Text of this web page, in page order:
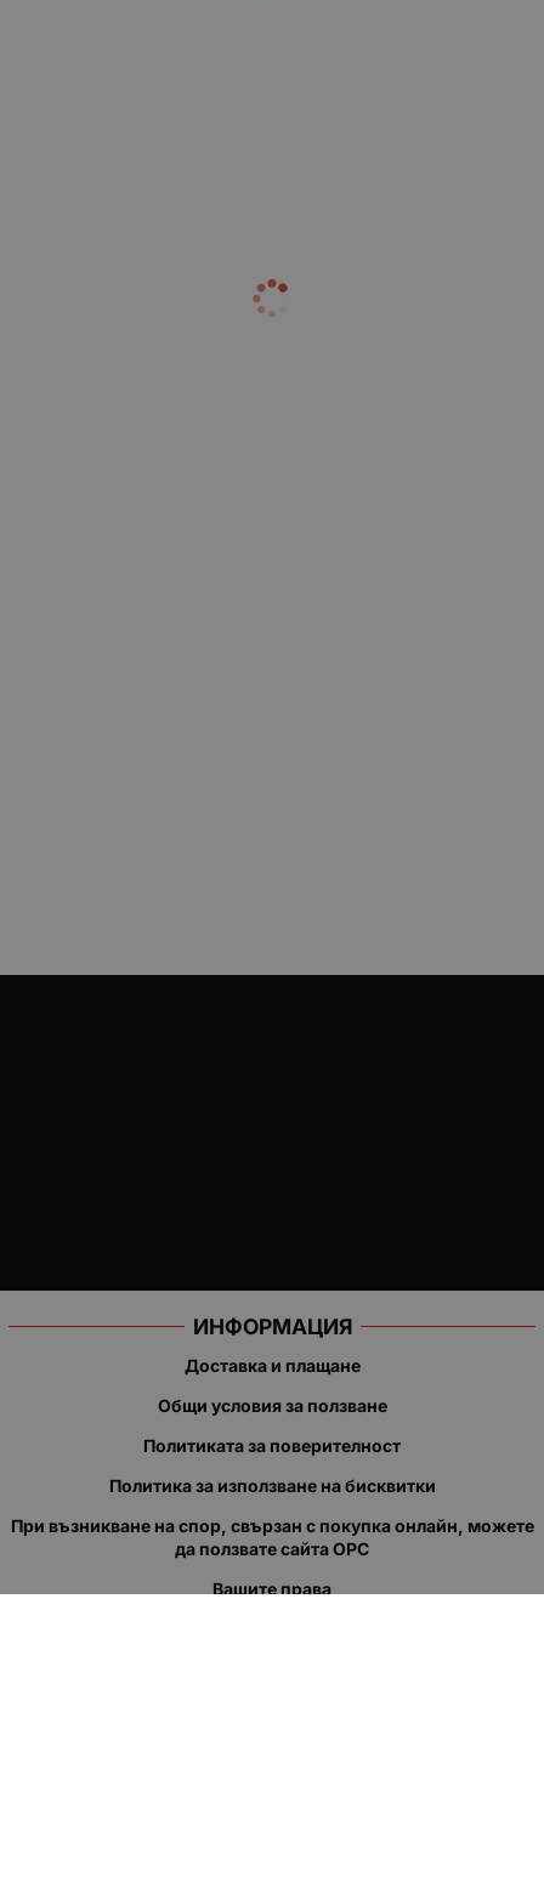
ИНФОРМАЦИЯ
Доставка и плащане
Общи условия за ползване
Политиката за поверителност
Политика за използване на бисквитки
При възникване на спор, свързан с покупка онлайн, можете
да ползвате сайта ОРС
Вашите права